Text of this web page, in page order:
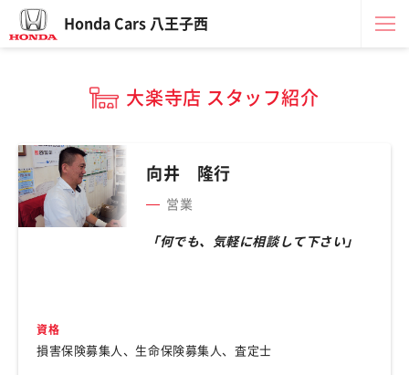
Honda Cars 八王子西
大楽寺店 スタッフ紹介
向井 隆行
営業
「何でも、気軽に相談して下さい」
資格
損害保険募集人、生命保険募集人、査定士